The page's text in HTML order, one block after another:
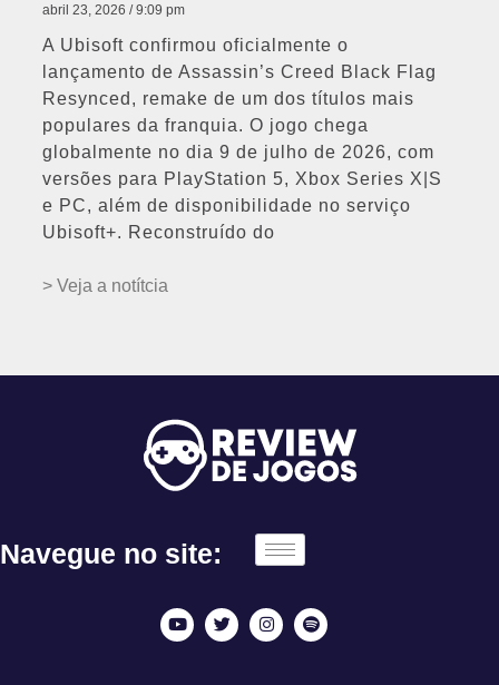
abril 23, 2026 9:09 pm
A Ubisoft confirmou oficialmente o
lançamento de Assassin’s Creed Black Flag
Resynced, remake de um dos títulos mais
populares da franquia. O jogo chega
globalmente no dia 9 de julho de 2026, com
versões para PlayStation 5, Xbox Series X|S
e PC, além de disponibilidade no serviço
Ubisoft+. Reconstruído do
> Veja a notítcia
Navegue no site: